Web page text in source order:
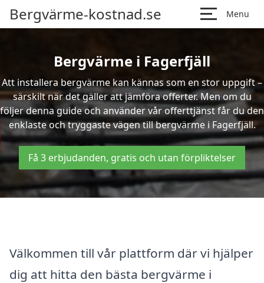
Bergvärme-kostnad.se Menu
Bergvärme i Fagerfjäll
Att installera bergvärme kan kännas som en stor uppgift –
särskilt när det gäller att jämföra offerter. Men om du
följer denna guide och använder vår offerttjänst får du den
enklaste och tryggaste vägen till bergvärme i Fagerfjäll.
Få 3 erbjudanden, gratis och utan förpliktelser
Välkommen till vår plattform där vi hjälper
dig att hitta den bästa bergvärme i